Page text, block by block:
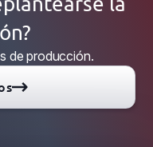
de producción.